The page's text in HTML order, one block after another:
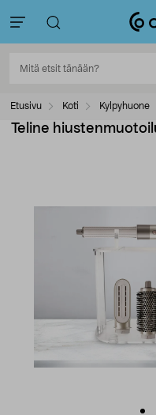
Etusivu Koti Kylpyhuone
Teline